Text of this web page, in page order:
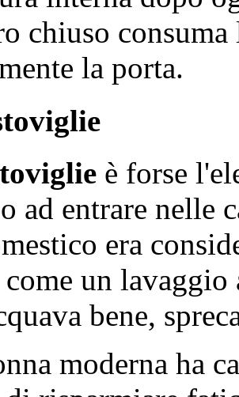
chiuso consuma
la porta.
è forse
ad entrare nelle
era
un
bene,
moderna ha